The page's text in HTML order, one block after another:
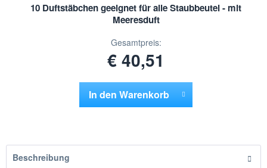
10 Duftstäbchen geeignet für alle Staubbeutel - mit
Meeresduft
Gesamtpreis:
€ 40,51
In den Warenkorb
Beschreibung